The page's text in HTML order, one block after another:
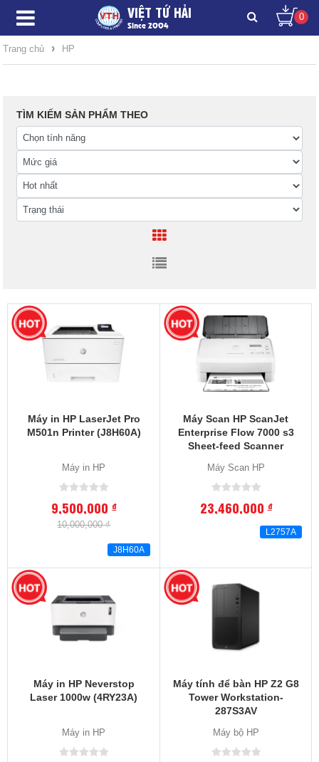
VIỆT TỨ HẢI
Since 2004
0
Trang chủ › HP
TÌM KIẾM SẢN PHẨM THEO
Máy in HP LaserJet Pro
M501n Printer (J8H60A)
Máy in HP
9,500,000đ
10,000,000 ₫
J8H60A
Máy Scan HP ScanJet
Enterprise Flow 7000 s3
Sheet-feed Scanner
Máy Scan HP
23,460,000đ
L2757A
Máy in HP Neverstop
Laser 1000w (4RY23A)
Máy in HP
Máy tính để bàn HP Z2 G8
Tower Workstation-
287S3AV
Máy bộ HP